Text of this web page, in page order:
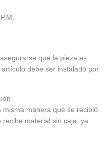
que la pieza es
debe ser instalado por
manera que se recibió.
material sin caja, ya